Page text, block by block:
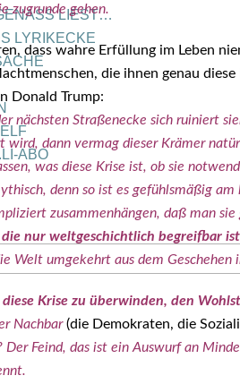
LIEST…
LYRIK­ECKE
ABO
zugrun­de gehen.
dass wah­re Erfül­lung im Leben
die ihnen genau
Donald Trump:
nächs­ten Stra­ßen­ecke sich rui­niert
wird, dann ver­mag die­ser Krä­mer
was die­se Kri­se ist, ob sie
denn so ist es gefühls­mä­ßig
zusam­men­hän­gen, daß man
nur welt­ge­schicht­lich begreif­bar ist
Welt umge­kehrt aus dem Gesche­hen
Kri­se zu über­win­den, den
Nach­bar(die Demo­kra­ten, die
Der Feind, das ist ein Aus­wurf an